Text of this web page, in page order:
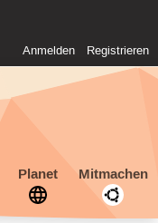
Anmelden Registrieren
Planet Mitmachen